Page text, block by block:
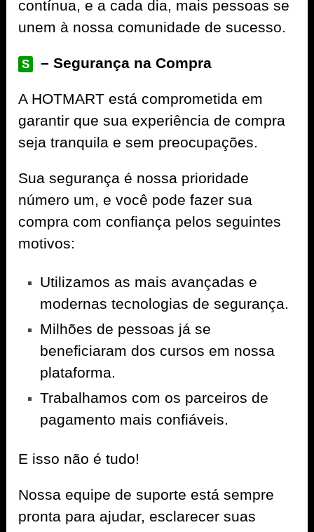
contínua, e a cada dia, mais pessoas se
unem à nossa comunidade de sucesso.
S – Segurança na Compra
A HOTMART está comprometida em
garantir que sua experiência de compra
seja tranquila e sem preocupações.
Sua segurança é nossa prioridade
número um, e você pode fazer sua
compra com confiança pelos seguintes
motivos:
Utilizamos as mais avançadas e
modernas tecnologias de segurança.
Milhões de pessoas já se
beneficiaram dos cursos em nossa
plataforma.
Trabalhamos com os parceiros de
pagamento mais confiáveis.
E isso não é tudo!
Nossa equipe de suporte está sempre
pronta para ajudar, esclarecer suas